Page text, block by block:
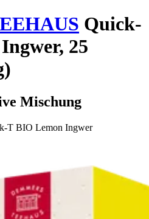
Quick-
25
Mischung
T BIO Lemon Ingwer